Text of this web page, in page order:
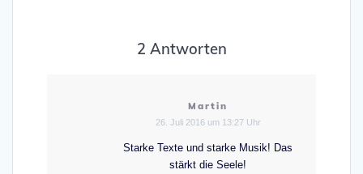
2 Antworten
Martin
26. Juli 2016 um 13:27 Uhr
Starke Texte und starke Musik! Das
stärkt die Seele!